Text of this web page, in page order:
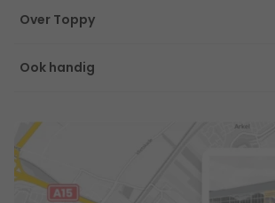
Over Toppy
Ook handig